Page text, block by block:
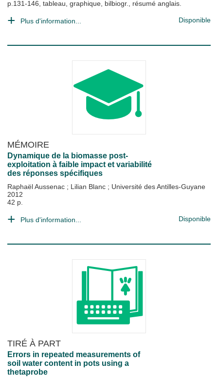
p.131-146, tableau, graphique, bilbiogr., résumé anglais.
Plus d'information... Disponible
MÉMOIRE
Dynamique de la biomasse post-
exploitation à faible impact et variabilité
des réponses spécifiques
Raphaël Aussenac ; Lilian Blanc ; Université des Antilles-Guyane
2012
42 p.
Plus d'information... Disponible
TIRÉ À PART
Errors in repeated measurements of
soil water content in pots using a
thetaprobe